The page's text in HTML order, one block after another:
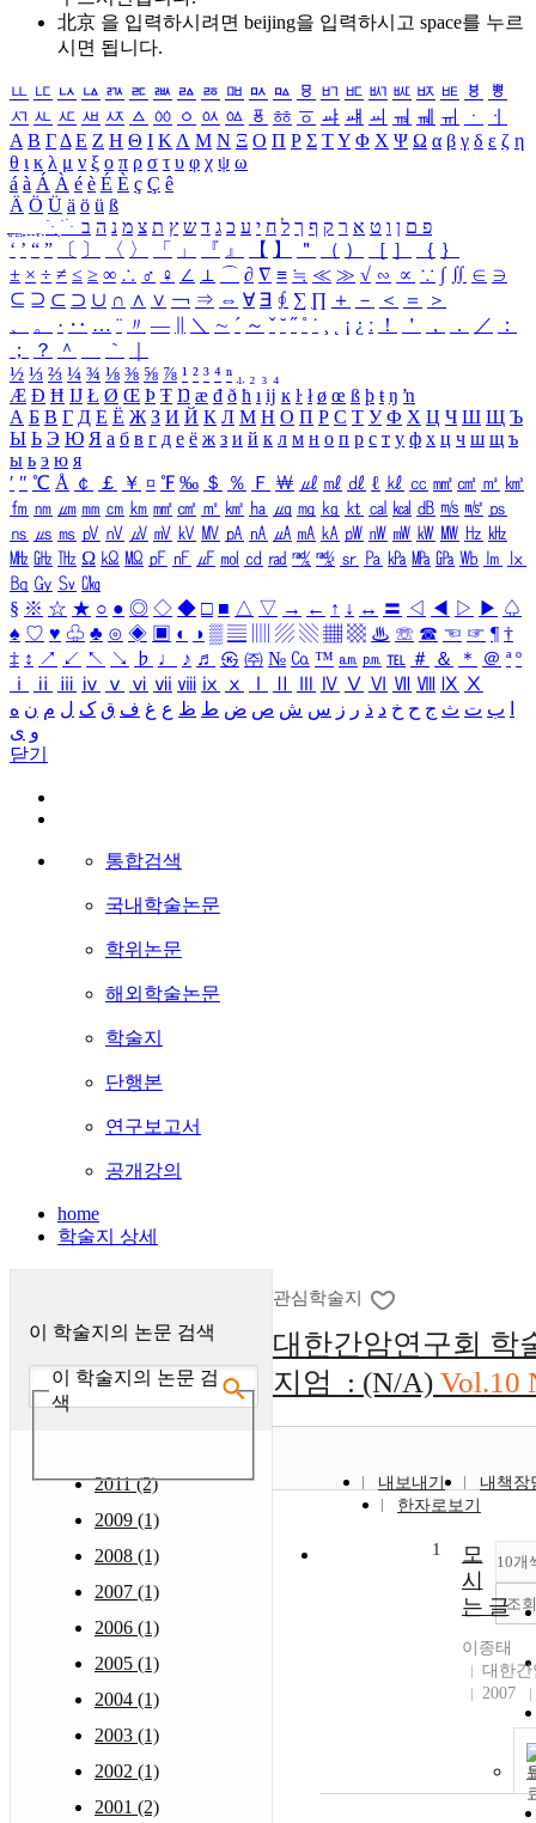
北京 을 입력하시려면 beijing을 입력하시고 space를 누르
시면 됩니다.
ㅥ ㅦ ㅧ ㅨ ㅩ ㅪ ㅫ ㅬ ㅭ ㅮ ㅯ ㅰ ㅱ ㅲ ㅳ ㅴ ㅵ ㅶ ㅷ ㅸ
ㅹ
ㅺ ㅻ ㅼ ㅽ ㅾ ㅿ ㆀ ㆁ ㆂ ㆃ ㆄ ㆅ ㆆ ㆇ ㆈ ㆉ ㆊ ㆋ ㆌ ㆍ
ㆎ
Α Β ΓΔ Ε Ζ Η Θ Ι ΚΛ Μ Ν Ξ Ο Π Ρ Σ ΤΥ Φ Χ Ψ Ω α β γ δ ε ζ η
θ ι κ λ μ ν ξ ο π ρ σ τ υ φ χ ψ ω
á à Á À é è É È ç Ç ê
Ä Ö Ü ä ö ü ß
ִֶֹ ֻּ ׁׂ פ ם ן ו ט א ר ק ף ך ל ח י ע כ ג ד ש ץ ת צ מ נ ה ב
‘ ’ “ ” 〔 〕 〈 〉 「 」 『 』 【 】 ＂ （ ） ［ ］ ｛ ｝
± × ÷ ≠ ≤ ≥ ∞ ∴ ♂ ♀ ∠ ⊥ ⌒ ∂ ∇ ≡ ≒ ≪ ≫ √ ∽ ∝ ∵ ∫ ∬ ∈ ∋
⊆ ⊇ ⊂ ⊃ ∪ ∩ ∧ ∨ ￢ ⇒ ⇔ ∀ ∃ ∮ ∑ ∏ ＋ － ＜ ＝
＞
、
。 · ‥ … ¨ 〃 ― ＼ ∼ ´ ～ ˇ ˘ ˝ ˚ ˙ ¸ ¡ ¿ ː ！ ＇ ， ． ／
：
；
？ ＾ ｀
½ ⅓ ⅔ ¼ ¾ ⅛ ⅜ ⅝ ⅞ ¹ ² ³ ⁴ ⁿ ₁ ₂ ₃ ₄
Æ Ð Ħ Ĳ Ł Ø Œ Þ Ŧ Ŋ æ đ ð ħ ı ĳ ĸ ŀ ł ø œ ß þ ŧ ŋ ŉ
А Б В Г Д Е Ё Ж З И Й К Л М Н О П Р С Т У Ф Х Ц Ч Ш Щ Ъ
Ы Ь Э Ю Я а б в г д е ё ж з и й к л м н о п р с т у ф х ц ч ш щ ъ
ы ь э ю я
′ ″ ℃ Å ￠ ￡ ￥ ¤ ℉ ‰ ＄ ％ Ｆ ￦ ㎕ ㎖ ㎗ ℓ ㎘ ㏄ ㎣ ㎤ ㎥ ㎦
㎙ ㎚ ㎛ ㎜ ㎝ ㎞ ㎟ ㎠ ㎡ ㎢ ㏊ ㎍ ㎎ ㎏ ㏏ ㎈ ㎉ ㏈ ㎧ ㎨ ㎰
㎱ ㎲ ㎳ ㎴ ㎵ ㎶ ㎷ ㎸ ㎹ ㎀ ㎁ ㎂ ㎃ ㎄ ㎺ ㎻ ㎽ ㎾ ㎿ ㎐ ㎑
㎒ ㎓ ㎔ Ω ㏀ ㏁ ㎊ ㎋ ㎌ ㏖ ㏅ ㎭ ㎮ ㎯ ㏛ ㎩ ㎪ ㎫ ㎬ ㏝ ㏐
㏓
㏃ ㏉ ㏜ ㏆
§ ※ ☆ ★ ○ ● ◎ ◇ ◆ □ ■ △ ▽ → ← ↑ ↓ ↔ 〓 ◁ ◀ ▷ ▶ ♤
♠ ♡ ♥ ♧ ♣ ⊙ ◈ ▣ ◐ ◑ ▒ ▤ ▨ ▧ ▦ ▩ ♨ ☏ ☎ ☜ ☞ ¶ †
‡ ↕ ↗ ↙ ↖ ↘ ♭ ♩ ♪ ♬ ㉿ ㈜ № ㏇ ™ ㏂ ㏘ ℡ ＃ ＆ ＊ ＠ ª º
ⅰ
ⅱ ⅲ ⅳ ⅴ ⅵ ⅶ ⅷ ⅸ ⅹ Ⅳ Ⅴ Ⅵ Ⅶ Ⅷ Ⅸ Ⅹ
ب ت ث ج ح خ د ذ ر ز س ش ص ض ط ظ ع غ ف ق ک ل م ن ه
و ی
닫기
통합검색
국내학술논문
학위논문
해외학술논문
학술지
단행본
연구보고서
공개강의
home
학술지 상세
이 학술지의 논문 검색
이 학술지의 논문 검
색
2011 (2)
2009 (1)
2008 (1)
2007 (1)
2006 (1)
2005 (1)
2004 (1)
2003 (1)
2002 (1)
2001 (2)
관심학술지
대한간암연구회 학
지엄 : (N/A) Vol.10
내보내기
내책장
한자로보기
10개
조회
1
모
시
는 글
이종태
대한
2007